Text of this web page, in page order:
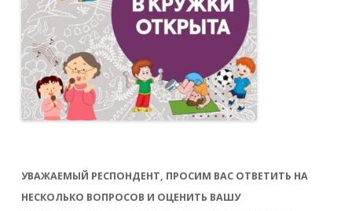
УВАЖАЕМЫЙ РЕСПОНДЕНТ, ПРОСИМ ВАС ОТВЕТИТЬ НА
НЕСКОЛЬКО ВОПРОСОВ И ОЦЕНИТЬ ВАШУ